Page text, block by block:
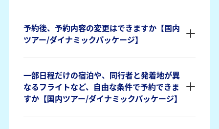
予約後、予約内容の変更はできますか【国内
ツアー/ダイナミックパッケージ】
一部日程だけの宿泊や、同行者と発着地が異
なるフライトなど、自由な条件で予約できま
すか【国内ツアー/ダイナミックパッケージ】